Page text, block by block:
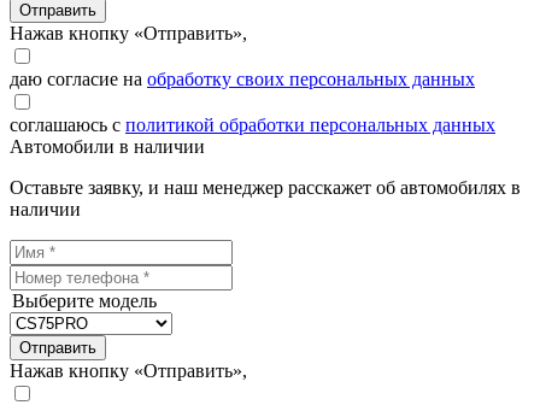
Отправить
Нажав кнопку «Отправить»,
даю согласие на обработку своих персональных данных
соглашаюсь с политикой обработки персональных данных
Автомобили в наличии
Оставьте заявку, и наш менеджер расскажет об автомобилях в
наличии
Выберите модель
Отправить
Нажав кнопку «Отправить»,